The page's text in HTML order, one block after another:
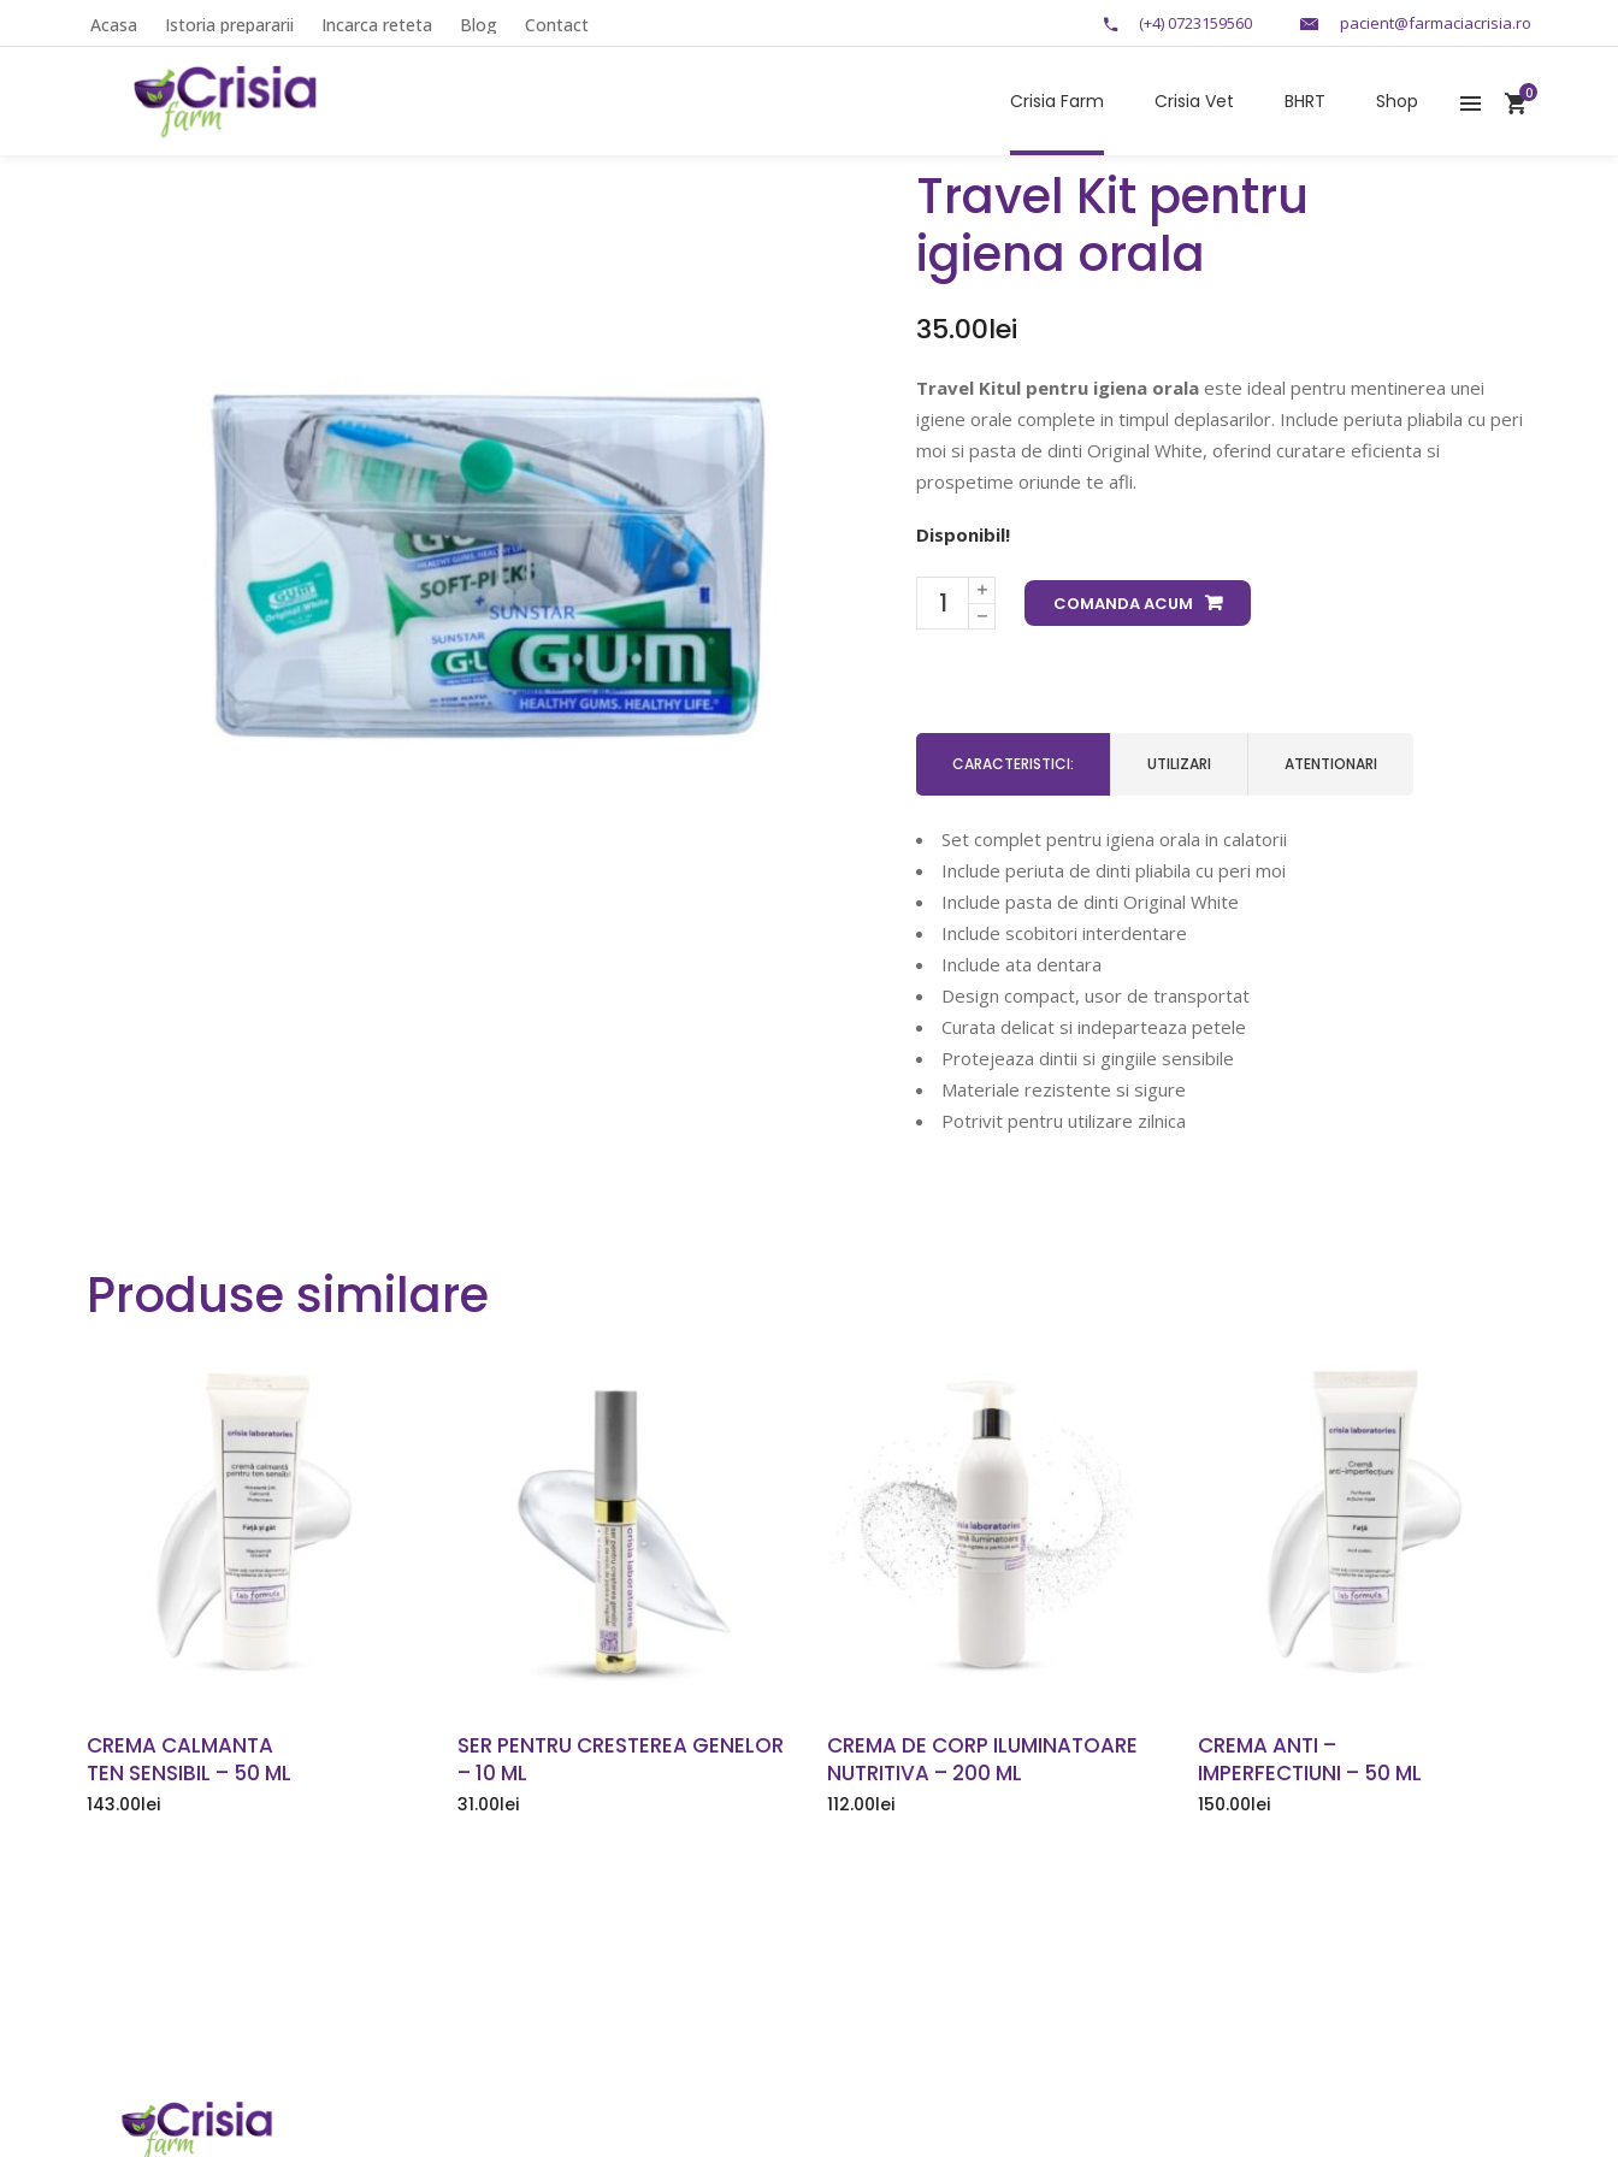
Acasa Istoria prepararii Incarca reteta Blog Contact (+4) 0723159560 pacient@farmaciacrisia.ro
Crisia Farm Crisia Vet BHRT Shop 0
Travel Kit pentru
igiena orala
35.00lei
Travel Kitul pentru igiena orala este ideal pentru mentinerea unei
igiene orale complete in timpul deplasarilor. Include periuta pliabila cu peri
moi si pasta de dinti Original White, oferind curatare eficienta si
prospetime oriunde te afli.
Disponibil!
COMANDA ACUM
CARACTERISTICI: UTILIZARI ATENTIONARI
Set complet pentru igiena orala in calatorii
Include periuta de dinti pliabila cu peri moi
Include pasta de dinti Original White
Include scobitori interdentare
Include ata dentara
Design compact, usor de transportat
Curata delicat si indeparteaza petele
Protejeaza dintii si gingiile sensibile
Materiale rezistente si sigure
Potrivit pentru utilizare zilnica
Produse similare
COMANDA ACUM
CREMA CALMANTA
TEN SENSIBIL – 50 ML
143.00lei
COMANDA ACUM
SER PENTRU CRESTEREA GENELOR
– 10 ML
31.00lei
COMANDA ACUM
CREMA DE CORP ILUMINATOARE
NUTRITIVA – 200 ML
112.00lei
COMANDA ACUM
CREMA ANTI –
IMPERFECTIUNI – 50 ML
150.00lei